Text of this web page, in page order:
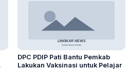
DPC PDIP Pati Bantu Pemkab
Lakukan Vaksinasi untuk Pelajar